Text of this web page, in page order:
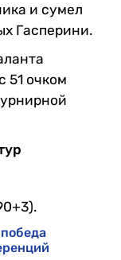
и сумел
Гасперини.
51 очком